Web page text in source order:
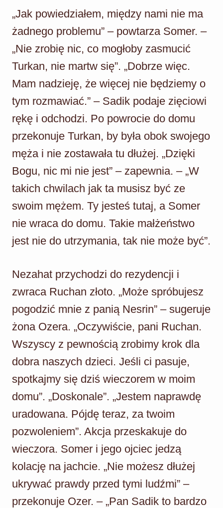
„Jak powiedziałem, między nami nie ma
żadnego problemu” – powtarza Somer. –
„Nie zrobię nic, co mogłoby zasmucić
Turkan, nie martw się”. „Dobrze więc.
Mam nadzieję, że więcej nie będziemy o
tym rozmawiać.” – Sadik podaje zięciowi
rękę i odchodzi. Po powrocie do domu
przekonuje Turkan, by była obok swojego
męża i nie zostawała tu dłużej. „Dzięki
Bogu, nic mi nie jest” – zapewnia. – „W
takich chwilach jak ta musisz być ze
swoim mężem. Ty jesteś tutaj, a Somer
nie wraca do domu. Takie małżeństwo
jest nie do utrzymania, tak nie może być”.
Nezahat przychodzi do rezydencji i
zwraca Ruchan złoto. „Może spróbujesz
pogodzić mnie z panią Nesrin” – sugeruje
żona Ozera. „Oczywiście, pani Ruchan.
Wszyscy z pewnością zrobimy krok dla
dobra naszych dzieci. Jeśli ci pasuje,
spotkajmy się dziś wieczorem w moim
domu”. „Doskonale”. „Jestem naprawdę
uradowana. Pójdę teraz, za twoim
pozwoleniem”. Akcja przeskakuje do
wieczora. Somer i jego ojciec jedzą
kolację na jachcie. „Nie możesz dłużej
ukrywać prawdy przed tymi ludźmi” –
przekonuje Ozer. – „Pan Sadik to bardzo